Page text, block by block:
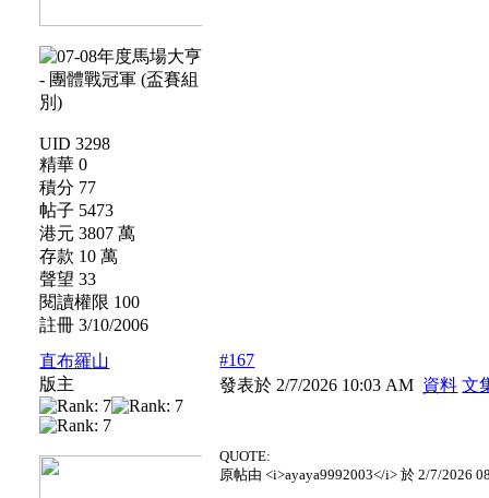
UID 3298
精華 0
積分 77
帖子 5473
港元 3807 萬
存款 10 萬
聲望 33
閱讀權限 100
註冊 3/10/2006
直布羅山
版主
#167
發表於 2/7/2026 10:03 AM 資料 文
QUOTE:
原帖由 <i>ayaya9992003</i> 於 2/7/2026